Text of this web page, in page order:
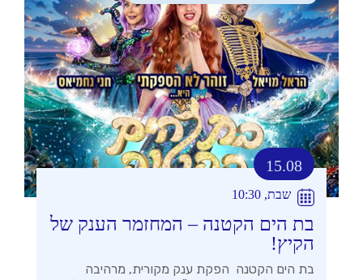
15.08
שבת, 10:30
בת הים הקטנה – המחזמר הענק של
הקיץ!
בת הים הקטנה הפקת ענק מקורית, מרהיבה